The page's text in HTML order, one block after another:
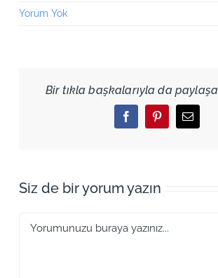
Yorum Yok
Bir tıkla başkalarıyla da
FacebookPinterestEmail
Siz de bir yorum yazın